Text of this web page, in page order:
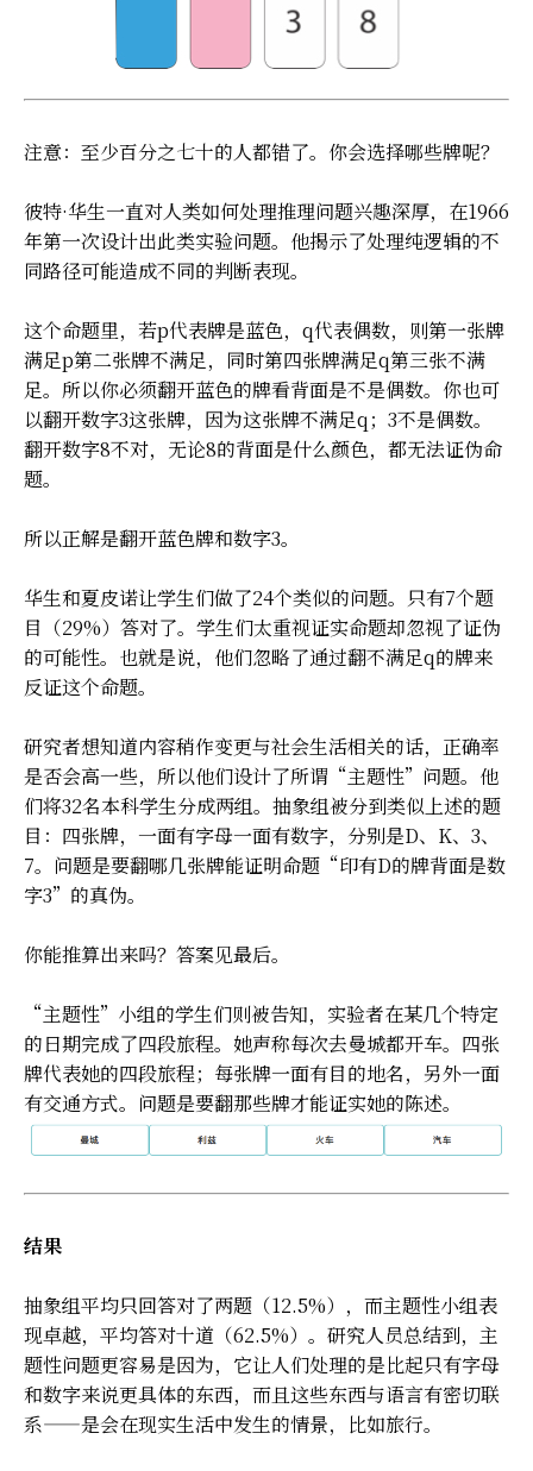
注意：至少百分之七十的人都错了。你会选择哪些牌呢？
彼特·华生一直对人类如何处理推理问题兴趣深厚，在1966
年第一次设计出此类实验问题。他揭示了处理纯逻辑的不
同路径可能造成不同的判断表现。
这个命题里，若p代表牌是蓝色，q代表偶数，则第一张牌
满足p第二张牌不满足，同时第四张牌满足q第三张不满
足。所以你必须翻开蓝色的牌看背面是不是偶数。你也可
以翻开数字3这张牌，因为这张牌不满足q；3不是偶数。
翻开数字8不对，无论8的背面是什么颜色，都无法证伪命
题。
所以正解是翻开蓝色牌和数字3。
华生和夏皮诺让学生们做了24个类似的问题。只有7个题
目（29%）答对了。学生们太重视证实命题却忽视了证伪
的可能性。也就是说，他们忽略了通过翻不满足q的牌来
反证这个命题。
研究者想知道内容稍作变更与社会生活相关的话，正确率
是否会高一些，所以他们设计了所谓“主题性”问题。他
们将32名本科学生分成两组。抽象组被分到类似上述的题
目：四张牌，一面有字母一面有数字，分别是D、K、3、
7。问题是要翻哪几张牌能证明命题“印有D的牌背面是数
字3”的真伪。
你能推算出来吗？答案见最后。
“主题性”小组的学生们则被告知，实验者在某几个特定
的日期完成了四段旅程。她声称每次去曼城都开车。四张
牌代表她的四段旅程；每张牌一面有目的地名，另外一面
有交通方式。问题是要翻那些牌才能证实她的陈述。
结果
抽象组平均只回答对了两题（12.5%），而主题性小组表
现卓越，平均答对十道（62.5%）。研究人员总结到，主
题性问题更容易是因为，它让人们处理的是比起只有字母
和数字来说更具体的东西，而且这些东西与语言有密切联
系——是会在现实生活中发生的情景，比如旅行。